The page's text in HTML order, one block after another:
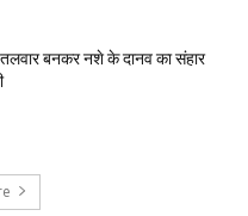
तलवार बनकर नशे के दानव का संहार